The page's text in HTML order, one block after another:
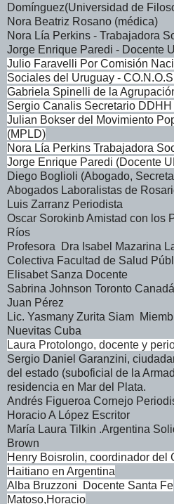
Domínguez(Universidad de
Nora Beatriz Rosano (médica)
Nora Lía Perkins - Trabajadora
Jorge Enrique Paredi - Docente
Julio Faravelli Por Comisión
Sociales del Uruguay -
Gabriela Spinelli de la
Sergio Canalis Secretario
Julian Bokser del Movimiento
(MPLD)
Nora Lía Perkins Trabajadora
Jorge Enrique Paredi (Docente
Diego Boglioli (Abogado,
Abogados Laboralistas de
Luis Zarranz Periodista
Oscar Sorokinb Amistad con los
Ríos
Profesora Dra Isabel Mazarina
Colectiva Facultad de Salud
Elisabet Sanza Docente
Sabrina Johnson Toronto
Juan Pérez
Lic. Yasmany Zurita Siam
Nuevitas Cuba
Laura Protolongo, docente y
Sergio Daniel Garanzini,
del estado (suboficial de la
residencia en Mar del Plata.
Andrés Figueroa Cornejo
Horacio A López Escritor
María Laura Tilkin .Argentina
Brown
Henry Boisrolin, coordinador del
Haitiano en Argentina
Alba Bruzzoni Docente Santa Fe
Matoso,Horacio